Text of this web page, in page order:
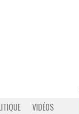
VIDÉOS